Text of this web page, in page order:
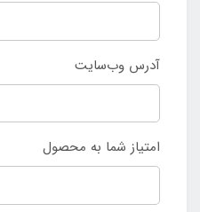
آدرس وب‌سایت
امتیاز شما به محصول